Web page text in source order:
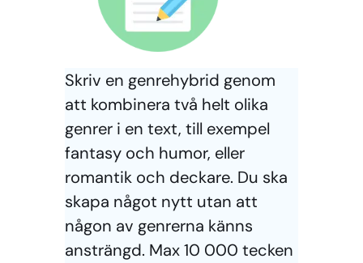
Skriv en genrehybrid genom
att kombinera två helt olika
genrer i en text, till exempel
fantasy och humor, eller
romantik och deckare. Du ska
skapa något nytt utan att
någon av genrerna känns
ansträngd. Max 10 000 tecken